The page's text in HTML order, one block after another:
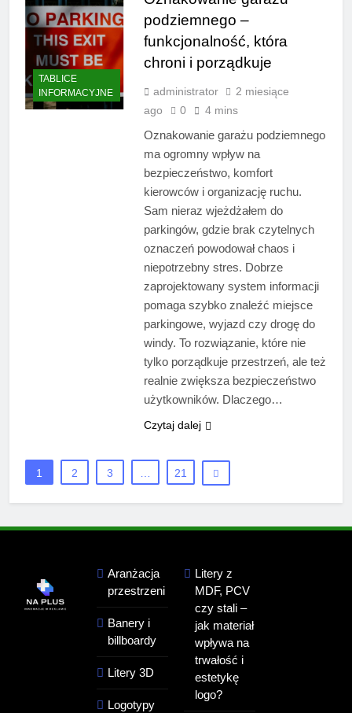
TABLICE
INFORMACYJNE
podziemnego –
funkcjonalność, która
chroni i porządkuje
administrator
2 miesiące
ago
0 4 mins
Oznakowanie garażu podziemnego
ma ogromny wpływ na
bezpieczeństwo, komfort
kierowców i organizację ruchu.
Sam nieraz wjeżdżałem do
parkingów, gdzie brak czytelnych
oznaczeń powodował chaos i
niepotrzebny stres. Dobrze
zaprojektowany system informacji
pomaga szybko znaleźć miejsce
parkingowe, wyjazd czy drogę do
windy. To rozwiązanie, które nie
tylko porządkuje przestrzeń, ale też
realnie zwiększa bezpieczeństwo
użytkowników. Dlaczego…
Czytaj dalej
1 2 3 … 21
Aranżacja
przestrzeni
Banery i
billboardy
Litery 3D
Logotypy
Litery z
MDF, PCV
czy stali –
jak materiał
wpływa na
trwałość i
estetykę
logo?